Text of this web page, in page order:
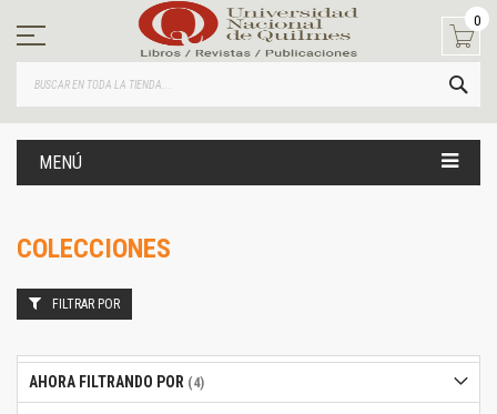
contenido
0
MENÚ
COLECCIONES
FILTRAR POR
AHORA FILTRANDO POR